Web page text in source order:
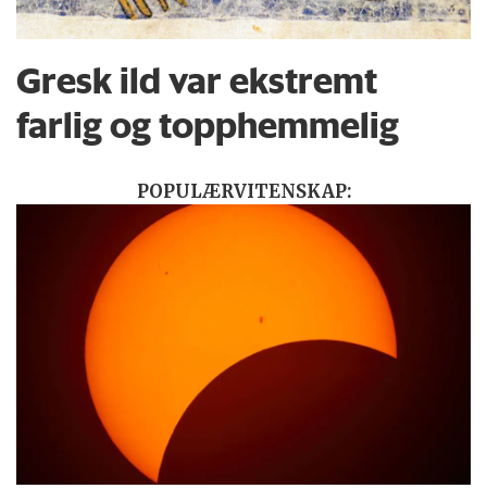
Gresk ild var ekstremt
farlig og topphemmelig
POPULÆRVITENSKAP: